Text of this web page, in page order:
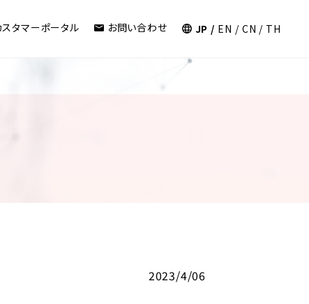
スタマーポータル お問い合わせ JP EN CN TH
2023/4/06